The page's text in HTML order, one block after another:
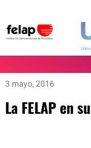
3 mayo, 2016
La FELAP en